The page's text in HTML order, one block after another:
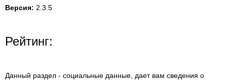
Версия: 2.3.5
Рейтинг:
Данный раздел - социальные данные, дает вам сведения о